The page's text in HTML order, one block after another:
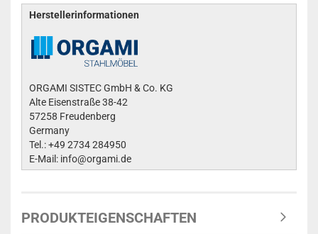
Herstellerinformationen
ORGAMI SISTEC GmbH & Co. KG
Alte Eisenstraße 38-42
57258 Freudenberg
Germany
Tel.: +49 2734 284950
E-Mail: info@orgami.de
PRODUKTEIGENSCHAFTEN